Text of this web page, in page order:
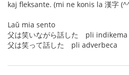
kaj fleksante. (mi ne konis la 漢字
Laŭ mia sento
父は笑いながら話した pli
父は笑って話した pli adverbeca